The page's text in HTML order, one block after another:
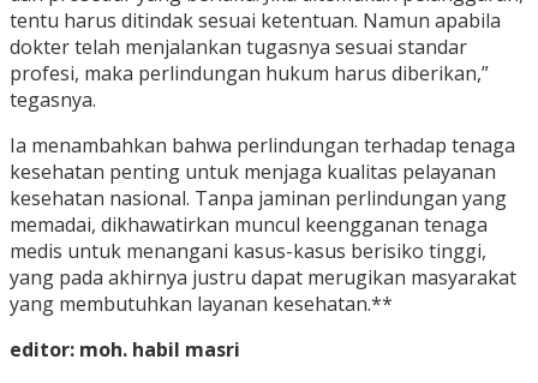
tentu harus ditindak sesuai ketentuan. Namun apabila
dokter telah menjalankan tugasnya sesuai standar
profesi, maka perlindungan hukum harus diberikan,”
tegasnya.
Ia menambahkan bahwa perlindungan terhadap tenaga
kesehatan penting untuk menjaga kualitas pelayanan
kesehatan nasional. Tanpa jaminan perlindungan yang
memadai, dikhawatirkan muncul keengganan tenaga
medis untuk menangani kasus-kasus berisiko tinggi,
yang pada akhirnya justru dapat merugikan masyarakat
yang membutuhkan layanan kesehatan.**
editor: moh. habil masri